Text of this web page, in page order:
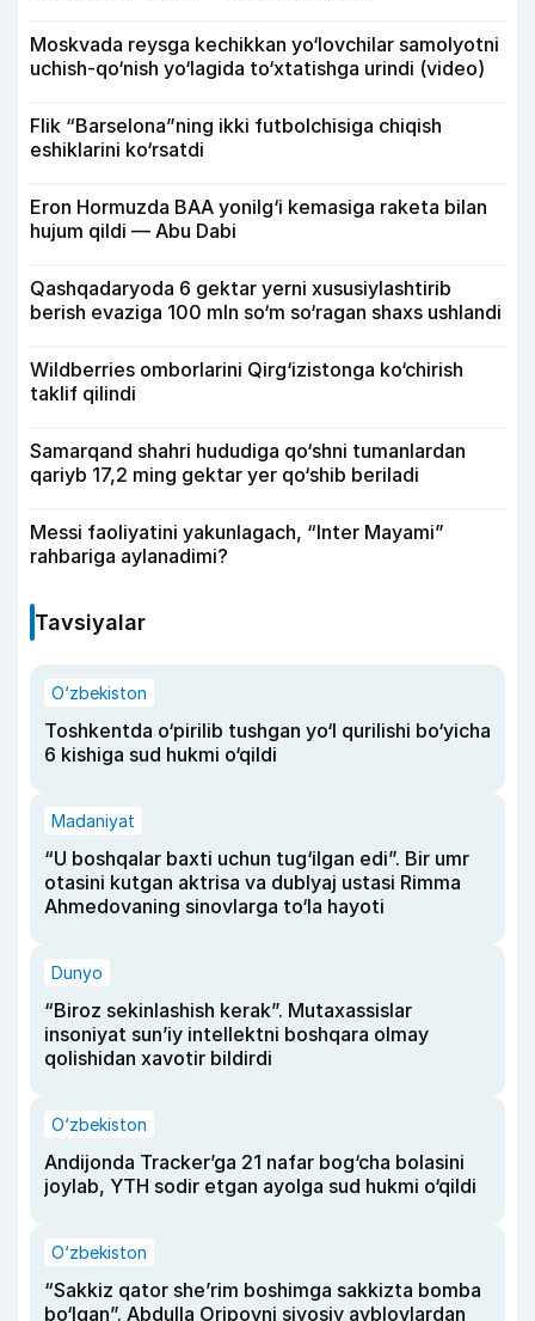
Moskvada reysga kechikkan yo‘lovchilar samolyotni
uchish-qo‘nish yo‘lagida to‘xtatishga urindi (video)
Flik “Barselona”ning ikki futbolchisiga chiqish
eshiklarini ko‘rsatdi
Eron Hormuzda BAA yonilg‘i kemasiga raketa bilan
hujum qildi — Abu Dabi
Qashqadaryoda 6 gektar yerni xususiylashtirib
berish evaziga 100 mln so‘m so‘ragan shaxs ushlandi
Wildberries omborlarini Qirg‘izistonga ko‘chirish
taklif qilindi
Samarqand shahri hududiga qo‘shni tumanlardan
qariyb 17,2 ming gektar yer qo‘shib beriladi
Messi faoliyatini yakunlagach, “Inter Mayami”
rahbariga aylanadimi?
Tavsiyalar
O‘zbekiston
Toshkentda o‘pirilib tushgan yo‘l qurilishi bo‘yicha
6 kishiga sud hukmi o‘qildi
Madaniyat
“U boshqalar baxti uchun tug‘ilgan edi”. Bir umr
otasini kutgan aktrisa va dublyaj ustasi Rimma
Ahmedovaning sinovlarga to‘la hayoti
Dunyo
“Biroz sekinlashish kerak”. Mutaxassislar
insoniyat sun’iy intellektni boshqara olmay
qolishidan xavotir bildirdi
O‘zbekiston
Andijonda Tracker’ga 21 nafar bog‘cha bolasini
joylab, YTH sodir etgan ayolga sud hukmi o‘qildi
O‘zbekiston
“Sakkiz qator she’rim boshimga sakkizta bomba
bo‘lgan”. Abdulla Oripovni siyosiy ayblovlardan